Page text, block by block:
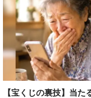
【宝くじの裏技】当た